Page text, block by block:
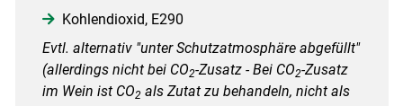
Kohlendioxid, E290
Evtl. alternativ "unter Schutzatmosphäre abgefüllt"
(allerdings nicht bei CO2-Zusatz - Bei CO2-Zusatz
im Wein ist CO2als Zutat zu behandeln, nicht als